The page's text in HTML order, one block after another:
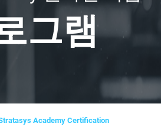
그램
Academy Certification